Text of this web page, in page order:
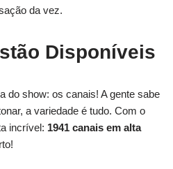
da vez.
Disponíveis
do show: os canais! A gente sabe
a variedade é tudo. Com o
incrível: 1941 canais em alta